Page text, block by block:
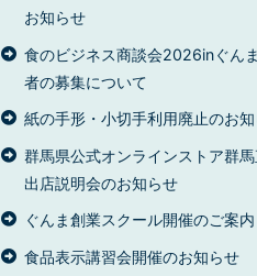
お知らせ
食のビジネス商談会2026inぐん
者の募集について
紙の手形・小切手利用廃止のお
群馬県公式オンラインストア群
出店説明会のお知らせ
ぐんま創業スクール開催のご案内
食品表示講習会開催のお知らせ